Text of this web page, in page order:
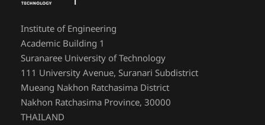
Institute of Engineering
Academic Building 1
Suranaree University of Technology
111 University Avenue, Suranari Subdistrict
Mueang Nakhon Ratchasima District
Nakhon Ratchasima Province, 30000
THAILAND